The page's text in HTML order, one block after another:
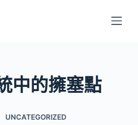
中的擁塞點
UNCATEGORIZED